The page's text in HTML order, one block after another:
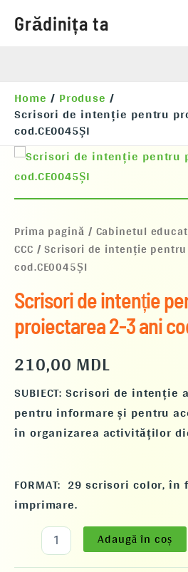
Grădinița ta
Home Produse
Scrisori de intenție pentru
cod.CE0045ȘI
Prima pagină / Cabinetul
CCC / Scrisori de intenție
cod.CE0045ȘI
Scrisori de intenție
proiectarea 2-3 ani
210,00MDL
SUBIECT: Scrisori de
pentru informare și pentru
în organizarea activităților
FORMAT: 29 scrisori color, în
imprimare.
Cantitate
Scrisori
de
intenție
proiectarea
2-
3
ani
Adaugă în coș